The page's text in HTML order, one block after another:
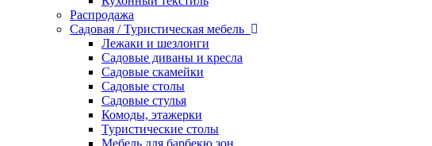
Распродажа
Садовая / Туристическая мебель
Лежаки и шезлонги
Садовые диваны и кресла
Садовые скамейки
Садовые столы
Садовые стулья
Комоды, этажерки
Туристические столы
Мебель для барбекю зон